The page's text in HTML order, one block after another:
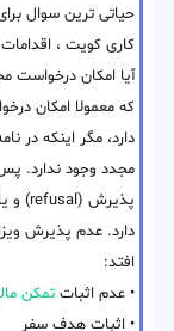
حیاتی ترین سوال
کاری کویت ،
آیا امکان درخواست
که معمولا امکان
دارد، مگر اینکه در
مجدد وجود ندارد.
دارد. عدم پذیرش
افتد:
• عدم اثبات تمکن
• اثبات هدف سفر